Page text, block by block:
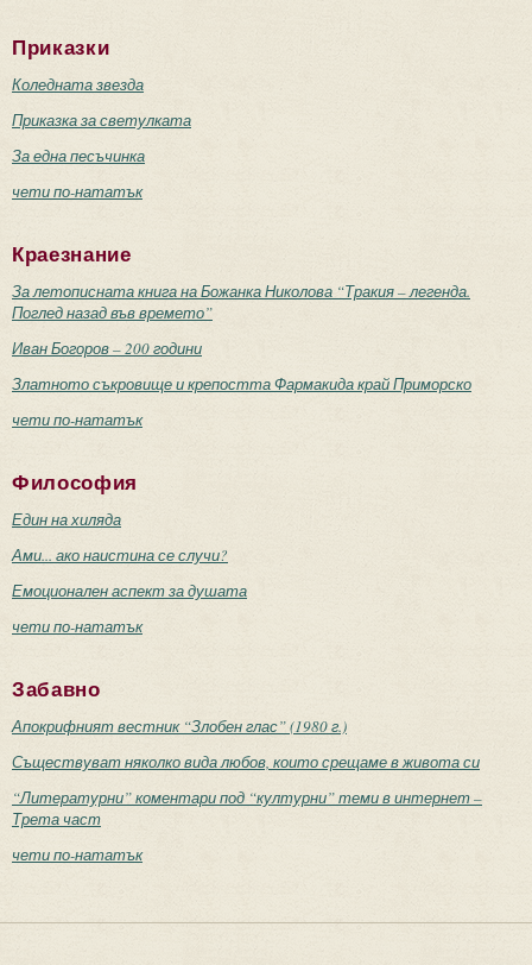
Приказки
Коледната звезда
Приказка за светулката
За една песъчинка
чети по-нататък
Краезнание
За летописната книга на Божанка Николова “Тракия – легенда.
Поглед назад във времето”
Иван Богоров – 200 години
Златното съкровище и крепостта Фармакида край Приморско
чети по-нататък
Философия
Един на хиляда
Ами... ако наистина се случи?
Емоционален аспект за душата
чети по-нататък
Забавно
Апокрифният вестник “Злобен глас” (1980 г.)
Съществуват няколко вида любов, които срещаме в живота си
“Литературни” коментари под “културни” теми в интернет –
Трета част
чети по-нататък